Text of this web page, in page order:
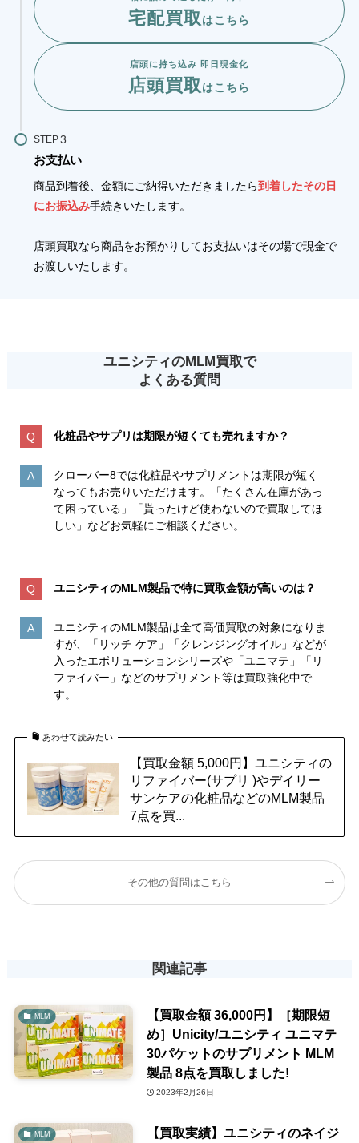
宅配買取はこちら
店頭に持ち込み 即日現金化
店頭買取はこちら
STEP
お支払い
商品到着後、金額にご納得いただきましたら到着したその日
にお振込み手続きいたします。
店頭買取なら商品をお預かりしてお支払いはその場で現金で
お渡しいたします。
ユニシティのMLM買取で
よくある質問
化粧品やサプリは期限が短くても売れますか？
クローバー8では化粧品やサプリメントは期限が短く
なってもお売りいただけます。「たくさん在庫があっ
て困っている」「貰ったけど使わないので買取してほ
しい」などお気軽にご相談ください。
ユニシティのMLM製品で特に買取金額が高いのは？
ユニシティのMLM製品は全て高価買取の対象になりま
すが、「リッチ ケア」「クレンジングオイル」などが
入ったエボリューションシリーズや「ユニマテ」「リ
ファイバー」などのサプリメント等は買取強化中で
す。
あわせて読みたい
【買取金額 5,000円】ユニシティの
リファイバー(サプリ )やデイリー
サンケアの化粧品などのMLM製品
7点を買...
その他の質問はこちら
関連記事
MLM
【買取金額 36,000円】［期限短
め］Unicity/ユニシティ ユニマテ
30パケットのサプリメント MLM
製品 8点を買取しました!
2023年2月26日
MLM
【買取実績】ユニシティのネイジ